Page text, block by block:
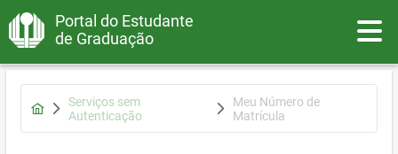
Portal do Estudante
de Graduação
Serviços sem
Autenticação
Meu Número de
Matrícula